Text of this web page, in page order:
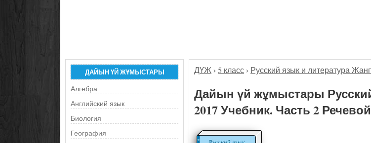
ДАЙЫН ҮЙ ЖҰМЫСТАРЫ
Алгебра
Английский язык
Биология
География
ДҮЖ › 5 класс › Русский язык и литература
Дайын үй жұмыстары
2017 Учебник. Часть 2